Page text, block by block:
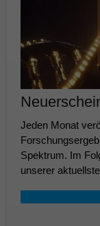
Jeden Monat
Spektrum. Im
unserer